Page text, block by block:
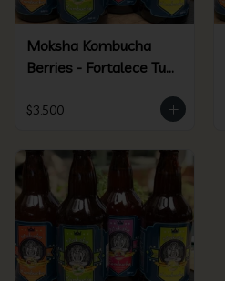
Moksha Kombucha
Berries - Fortalece Tu
$3.500